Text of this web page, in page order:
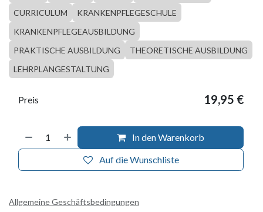
CURRICULUM
KRANKENPFLEGESCHULE
KRANKENPFLEGEAUSBILDUNG
PRAKTISCHE AUSBILDUNG
THEORETISCHE AUSBILDUNG
LEHRPLANGESTALTUNG
In den Warenkorb
Auf die Wunschliste
Preis 19,95 €
Allgemeine Geschäftsbedingungen